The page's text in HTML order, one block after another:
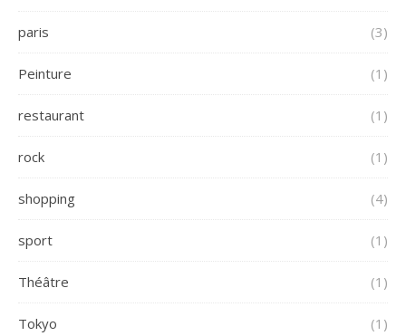
paris (3)
Peinture (1)
restaurant (1)
rock (1)
shopping (4)
sport (1)
Théâtre (1)
Tokyo (1)